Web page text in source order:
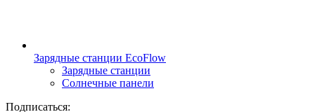
Зарядные станции EcoFlow
Зарядные станции
Солнечные панели
Подписаться: